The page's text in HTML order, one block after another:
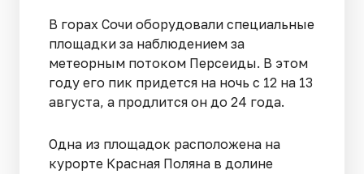
В горах Сочи оборудовали специальные
площадки за наблюдением за
метеорным потоком Персеиды. В этом
году его пик придется на ночь с 12 на 13
августа, а продлится он до 24 года.
Одна из площадок расположена на
курорте Красная Поляна в долине